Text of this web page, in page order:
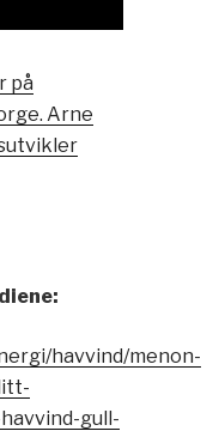
på
Arne
havvind/menon-
gull-